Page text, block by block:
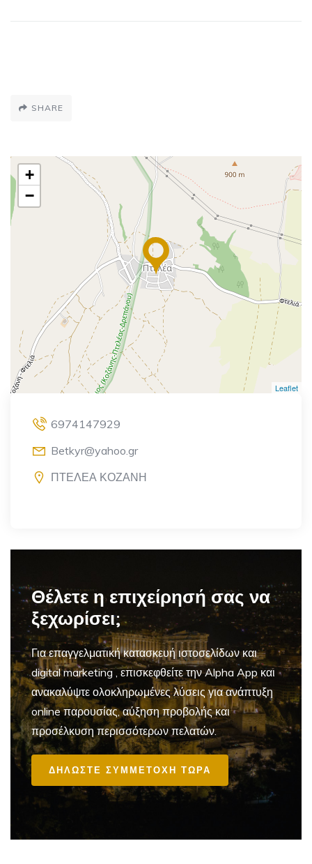
SHARE
+
−
Leaflet
6974147929
Betkyr@yahoo.gr
ΠΤΕΛΕΑ ΚΟΖΑΝΗ
Θέλετε η επιχείρησή σας να
ξεχωρίσει;
Για επαγγελματικήκατασκευή ιστοσελίδων και
digital marketing, επισκεφθείτε την Alpha App και
ανακαλύψτε ολοκληρωμένες λύσεις για ανάπτυξη
online παρουσίας, αύξηση προβολής και
προσέλκυση περισσότερων πελατών.
ΔΗΛΩΣΤΕ ΣΥΜΜΕΤΟΧΗ ΤΩΡΑ